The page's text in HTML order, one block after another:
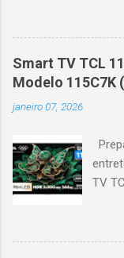
e realistas. 🌟
controle de
vibrantes.
contraste profundo
desempenho
Taxa de atualização
imediata. Google TV
recomendações
YouTube, Netflix,
navegação. 📐
153,8 cm |
Smart TV TCL
Modelo 115C7K
janeiro 07, 2026
TV